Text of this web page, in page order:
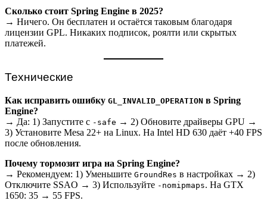
Сколько стоит Spring Engine в 2025?
→ Ничего. Он бесплатен и остаётся таковым благодаря
лицензии GPL. Никаких подписок, роялти или скрытых
платежей.
Технические
Как исправить ошибку GL_INVALID_OPERATION в Spring
Engine?
→ Да: 1) Запустите с -safe → 2) Обновите драйверы GPU →
3) Установите Mesa 22+ на Linux. На Intel HD 630 даёт +40 FPS
после обновления.
Почему тормозит игра на Spring Engine?
→ Рекомендуем: 1) Уменьшите GroundRes в настройках → 2)
Отключите SSAO → 3) Используйте -nomipmaps. На GTX
1650: 35 → 55 FPS.